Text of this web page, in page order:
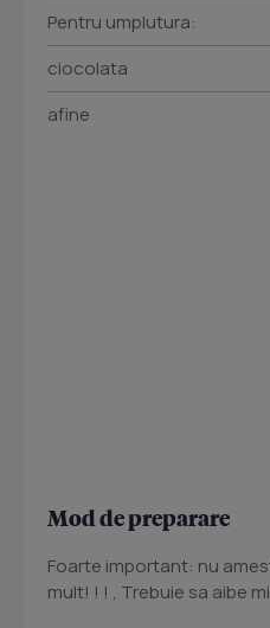
Pentru umplutura:
ciocolata
afine
Mod de preparare
Foarte important: nu
mult! ! ! , Trebuie sa aibe